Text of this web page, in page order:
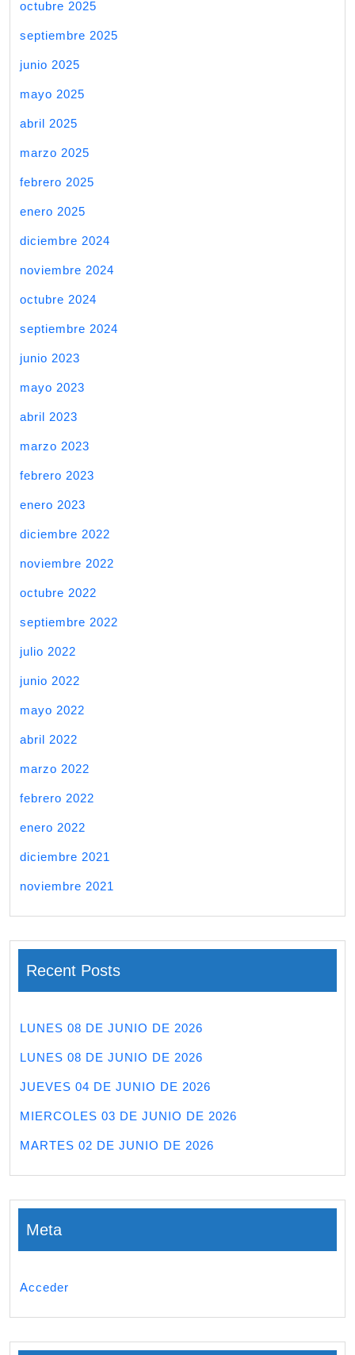
octubre 2025
septiembre 2025
junio 2025
mayo 2025
abril 2025
marzo 2025
febrero 2025
enero 2025
diciembre 2024
noviembre 2024
octubre 2024
septiembre 2024
junio 2023
mayo 2023
abril 2023
marzo 2023
febrero 2023
enero 2023
diciembre 2022
noviembre 2022
octubre 2022
septiembre 2022
julio 2022
junio 2022
mayo 2022
abril 2022
marzo 2022
febrero 2022
enero 2022
diciembre 2021
noviembre 2021
Recent Posts
LUNES 08 DE JUNIO DE 2026
LUNES 08 DE JUNIO DE 2026
JUEVES 04 DE JUNIO DE 2026
MIERCOLES 03 DE JUNIO DE 2026
MARTES 02 DE JUNIO DE 2026
Meta
Acceder